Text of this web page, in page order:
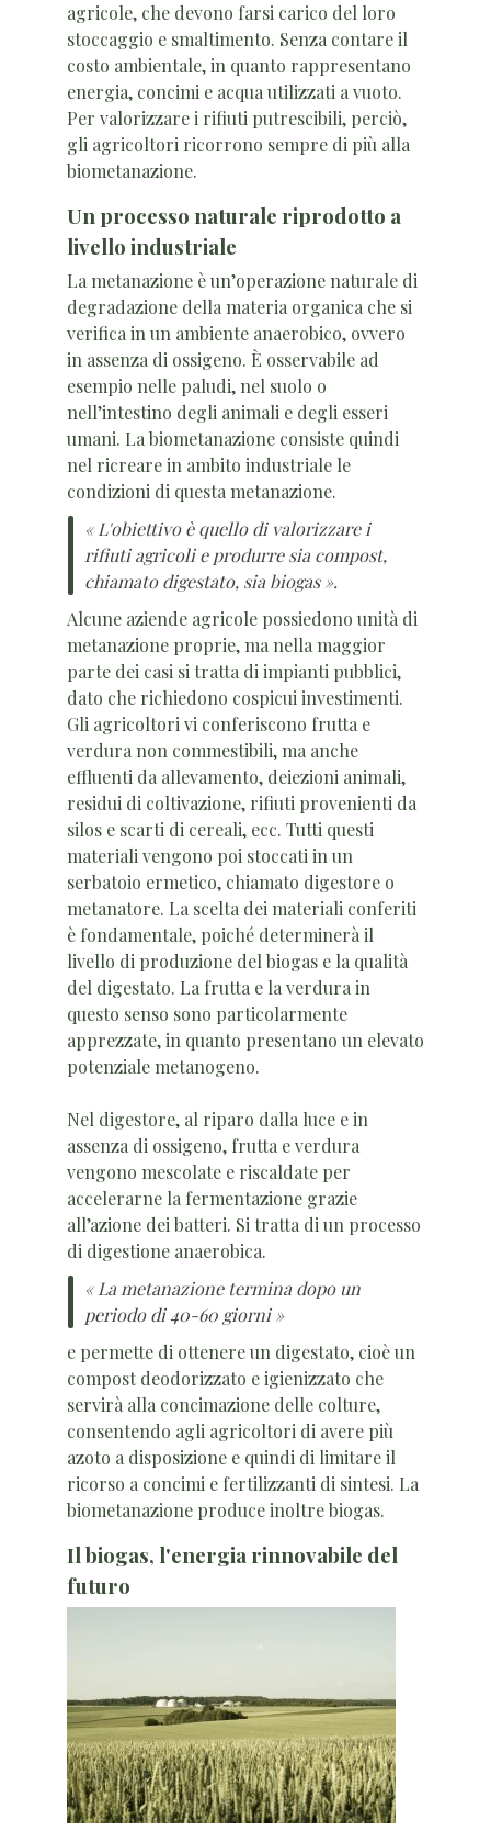
agricole, che devono farsi carico del loro
stoccaggio e smaltimento. Senza contare il
costo ambientale, in quanto rappresentano
energia, concimi e acqua utilizzati a vuoto.
Per valorizzare i rifiuti putrescibili, perciò,
gli agricoltori ricorrono sempre di più alla
biometanazione.
Un processo naturale riprodotto a
livello industriale
La metanazione è un’operazione naturale di
degradazione della materia organica che si
verifica in un ambiente anaerobico, ovvero
in assenza di ossigeno. È osservabile ad
esempio nelle paludi, nel suolo o
nell’intestino degli animali e degli esseri
umani. La biometanazione consiste quindi
nel ricreare in ambito industriale le
condizioni di questa metanazione.
« L'obiettivo è quello di valorizzare i
rifiuti agricoli e produrre sia compost,
chiamato digestato, sia biogas ».
Alcune aziende agricole possiedono unità di
metanazione proprie, ma nella maggior
parte dei casi si tratta di impianti pubblici,
dato che richiedono cospicui investimenti.
Gli agricoltori vi conferiscono frutta e
verdura non commestibili, ma anche
effluenti da allevamento, deiezioni animali,
residui di coltivazione, rifiuti provenienti da
silos e scarti di cereali, ecc. Tutti questi
materiali vengono poi stoccati in un
serbatoio ermetico, chiamato digestore o
metanatore. La scelta dei materiali conferiti
è fondamentale, poiché determinerà il
livello di produzione del biogas e la qualità
del digestato. La frutta e la verdura in
questo senso sono particolarmente
apprezzate, in quanto presentano un elevato
potenziale metanogeno.
Nel digestore, al riparo dalla luce e in
assenza di ossigeno, frutta e verdura
vengono mescolate e riscaldate per
accelerarne la fermentazione grazie
all’azione dei batteri. Si tratta di un processo
di digestione anaerobica.
« La metanazione termina dopo un
periodo di 40-60 giorni »
e permette di ottenere un digestato, cioè un
compost deodorizzato e igienizzato che
servirà alla concimazione delle colture,
consentendo agli agricoltori di avere più
azoto a disposizione e quindi di limitare il
ricorso a concimi e fertilizzanti di sintesi. La
biometanazione produce inoltre biogas.
Il biogas, l'energia rinnovabile del
futuro